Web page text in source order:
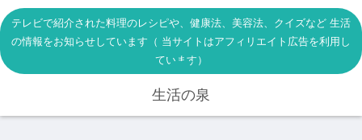
テレビで紹介された料理のレシピや、健康法、美容法、クイズなど 生活
の情報をお知らせしています（ 当サイトはアフィリエイト広告を利用し
ています）
生活の泉